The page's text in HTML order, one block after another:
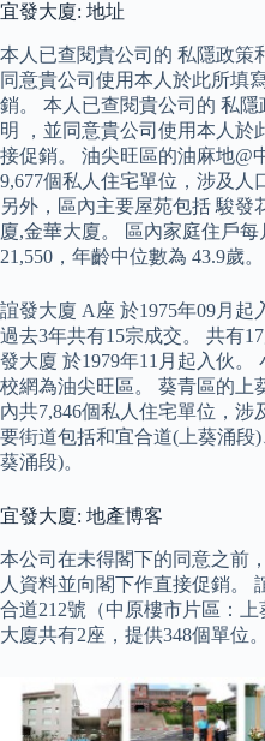
宜發大廈: 地址
本人已查閱貴公司的 私隱政策
同意貴公司使用本人於此所填
銷。 本人已查閱貴公司的 私
明 ，並同意貴公司使用本人於
接促銷。 油尖旺區的油麻地@
9,677個私人住宅單位，涉及人
另外，區內主要屋苑包括 駿發
廈,金華大廈。 區內家庭住戶
21,550，年齡中位數為 43.9歲。
誼發大廈 A座 於1975年09月起
過去3年共有15宗成交。 共有
發大廈 於1979年11月起入伙。
校網為油尖旺區。 葵青區的上
內共7,846個私人住宅單位，涉
要街道包括和宜合道(上葵涌段
葵涌段)。
宜發大廈: 地產博客
本公司在未得閣下的同意之前
人資料並向閣下作直接促銷。
合道212號（中原樓市片區：
大廈共有2座，提供348個單位。